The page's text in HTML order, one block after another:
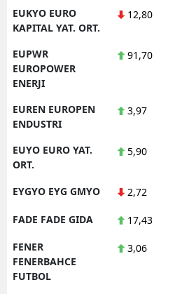
EUKYO EURO
KAPITAL YAT. ORT.
12,80
EUPWR
EUROPOWER
ENERJI
91,70
EUREN EUROPEN
ENDUSTRI
3,97
EUYO EURO YAT.
ORT.
5,90
EYGYO EYG GMYO 2,72
FADE FADE GIDA 17,43
FENER
FENERBAHCE
FUTBOL
3,06